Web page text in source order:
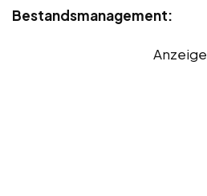
Bestandsmanagement:
Anzeige